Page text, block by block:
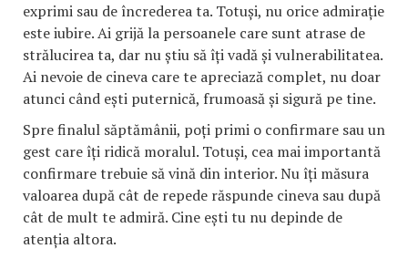
exprimi sau de încrederea ta. Totuși, nu orice admirație
este iubire. Ai grijă la persoanele care sunt atrase de
strălucirea ta, dar nu știu să îți vadă și vulnerabilitatea.
Ai nevoie de cineva care te apreciază complet, nu doar
atunci când ești puternică, frumoasă și sigură pe tine.
Spre finalul săptămânii, poți primi o confirmare sau un
gest care îți ridică moralul. Totuși, cea mai importantă
confirmare trebuie să vină din interior. Nu îți măsura
valoarea după cât de repede răspunde cineva sau după
cât de mult te admiră. Cine ești tu nu depinde de
atenția altora.